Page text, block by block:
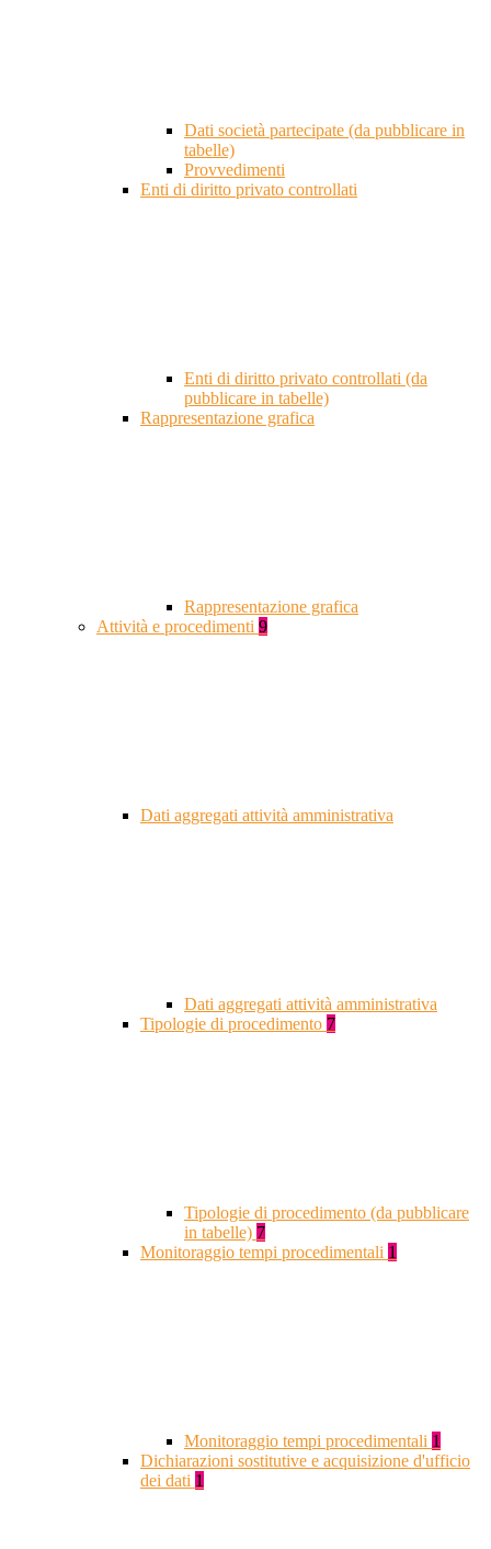
Dati società partecipate (da pubblicare in
tabelle)
Provvedimenti
Enti di diritto privato controllati
Enti di diritto privato controllati (da
pubblicare in tabelle)
Rappresentazione grafica
Rappresentazione grafica
Attività e procedimenti 9
Dati aggregati attività amministrativa
Dati aggregati attività amministrativa
Tipologie di procedimento 7
Tipologie di procedimento (da pubblicare
in tabelle) 7
Monitoraggio tempi procedimentali 1
Monitoraggio tempi procedimentali 1
Dichiarazioni sostitutive e acquisizione d'ufficio
dei dati 1